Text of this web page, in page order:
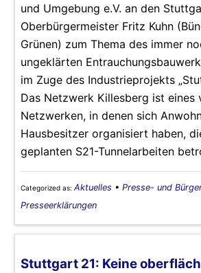
und Umgebung e.V. an den
Oberbürgermeister Fritz Kuhn
Grünen) zum Thema des immer
ungeklärten
im Zuge des Industrieprojekts
Das Netzwerk Killesberg ist eines
Netzwerken, in denen sich
Hausbesitzer organisiert haben,
geplanten S21-Tunnelarbeiten
Categorized as: Aktuelles • Presse- und
Presseerklärungen
Stuttgart 21: Keine